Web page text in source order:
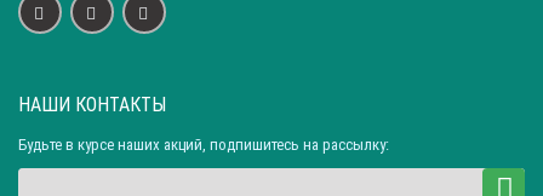
НАШИ КОНТАКТЫ
Будьте в курсе наших акций, подпишитесь на рассылку: